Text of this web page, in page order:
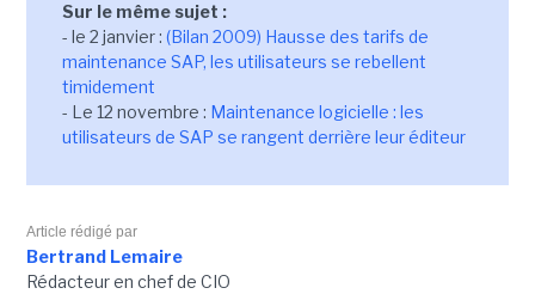
Sur le même sujet :
- le 2 janvier : (Bilan 2009) Hausse des tarifs de
maintenance SAP, les utilisateurs se rebellent
timidement
- Le 12 novembre : Maintenance logicielle : les
utilisateurs de SAP se rangent derrière leur éditeur
Article rédigé par
Bertrand Lemaire
Rédacteur en chef de CIO